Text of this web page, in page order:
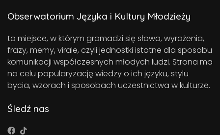
Obserwatorium Języka i Kultury Młodzieży
to miejsce, w którym gromadzi się słowa, wyrażenia,
frazy, memy, virale, czyli jednostki istotne dla sposobu
komunikacji współczesnych młodych ludzi. Strona ma
na celu popularyzację wiedzy o ich języku, stylu
bycia, wzorach i sposobach uczestnictwa w kulturze.
Śledź nas